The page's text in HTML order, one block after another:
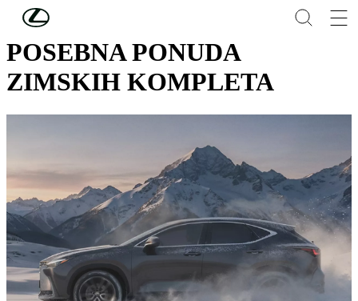
Skip to Main Content
POSEBNA PONUDA
ZIMSKIH KOMPLETA